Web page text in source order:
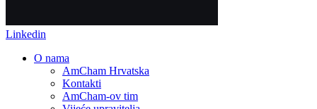
Linkedin
O nama
AmCham Hrvatska
Kontakti
AmCham-ov tim